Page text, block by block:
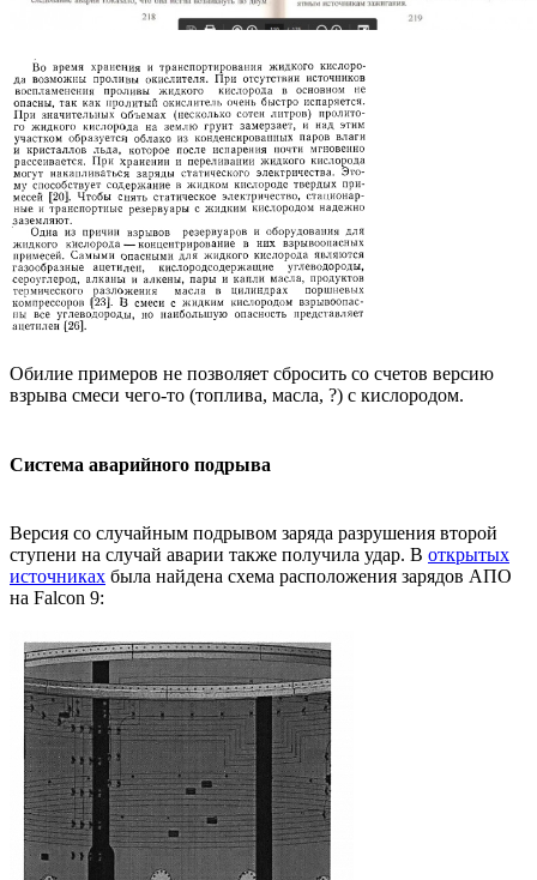
Обилие примеров не позволяет сбросить со счетов версию
взрыва смеси чего-то (топлива, масла, ?) с кислородом.
Система аварийного подрыва
Версия со случайным подрывом заряда разрушения второй
ступени на случай аварии также получила удар. В открытых
источниках была найдена схема расположения зарядов АПО
на Falcon 9: